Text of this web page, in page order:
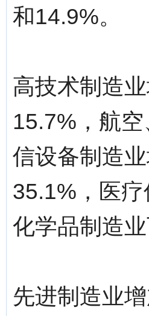
和14.9%。
高技术制造
15.7%，航
信设备制造
35.1%，医
化学品制造
先进制造业